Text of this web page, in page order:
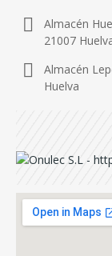
Almacén
21007
Almacén
Huelva